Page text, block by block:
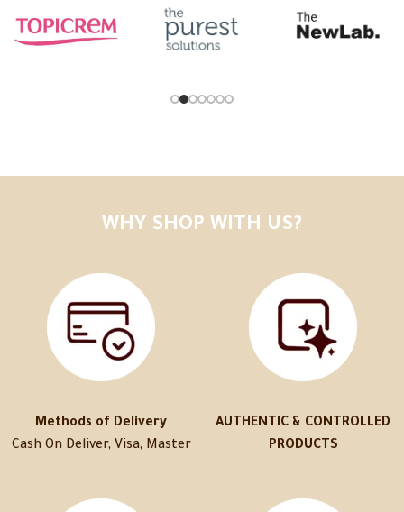
WHY SHOP WITH US?
Methods of Delivery
Cash On Deliver, Visa, Master
AUTHENTIC & CONTROLLED
PRODUCTS